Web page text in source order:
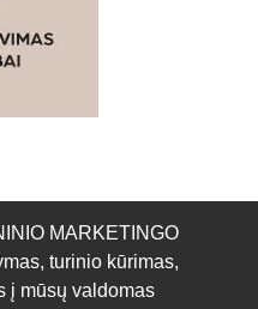
MARKETINGO
turinio kūrimas,
į mūsų valdomas